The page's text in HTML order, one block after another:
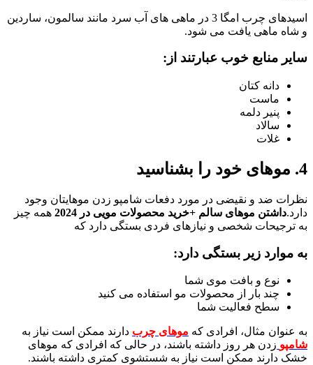
اسیدهای چرب امگا 3 در ماهی های آب سرد مانند سالمون، ساردین
و شاه ماهی یافت می شود.
سایر منابع خوب عبارتند از:
دانه کتان
ماست
پنیر دلمه
سالاد
غلات
4. موهای خود را بشناسید
نظرات ضد و نقیضی در مورد دفعات شامپو زدن موهایتان وجود
دارد.داشتن موهای سالم +خرید محصولات مویی در 2024
همه چیز
به ترجیحات شخصی و نیازهای فردی بستگی دارد که
به موارد زیر بستگی دارد:
نوع و بافت موی شما
چند بار از محصولات مو استفاده می کنید
سطح فعالیت شما
به عنوان مثال، افرادی که موهای چرب دارند ممکن است نیاز به
شامپو زدن هر روز داشته باشند، در حالی که افرادی که موهای
خشک دارند ممکن است نیاز به شستشوی کمتری داشته باشند.